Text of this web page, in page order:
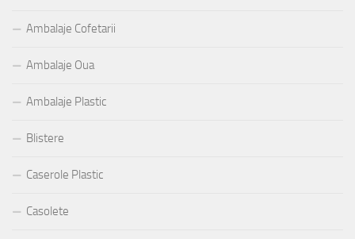
Ambalaje Cofetarii
Ambalaje Oua
Ambalaje Plastic
Blistere
Caserole Plastic
Casolete